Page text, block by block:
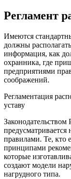
Регламент
Имеются
должны
информация, как
охранника, где
предприятиями
соображений.
Регламентация
уставу
правилами. Те, кто
принципами
которые
создают модели
нагрудного типа.